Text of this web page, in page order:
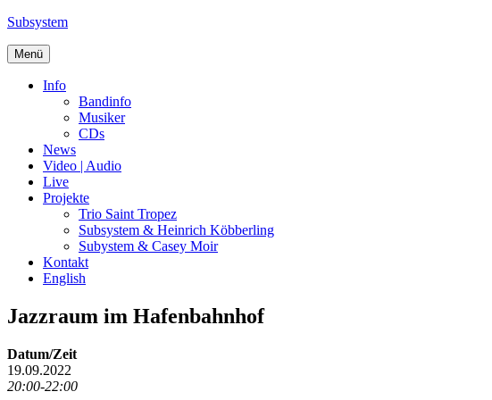
Zum
springen
Subsystem
Menü
Info
Bandinfo
Musiker
CDs
News
Video | Audio
Live
Projekte
Trio Saint Tropez
Subsystem & Heinrich Köbberling
Subystem & Casey Moir
Kontakt
English
Jazzraum im Hafenbahnhof
Datum/Zeit
19.09.2022
20:00-22:00